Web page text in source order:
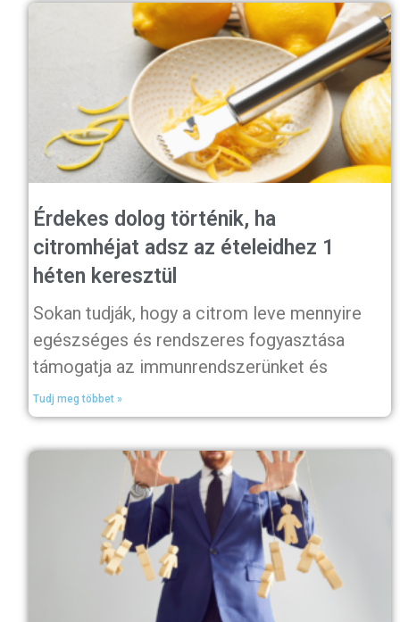
Érdekes dolog történik, ha
citromhéjat adsz az ételeidhez 1
héten keresztül
Sokan tudják, hogy a citrom leve mennyire
egészséges és rendszeres fogyasztása
támogatja az immunrendszerünket és
Tudj meg többet »